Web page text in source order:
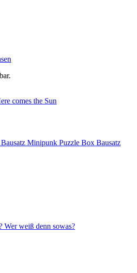
comes the Sun
Minipunk Puzzle Box Bausatz
Wer weiß denn sowas?